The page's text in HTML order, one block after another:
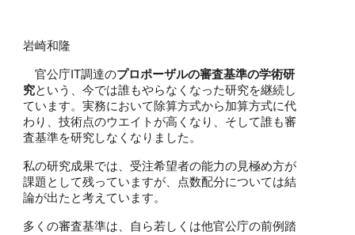
岩崎和隆
官公庁IT調達のプロポーザルの審査基準の学術研
究という、今では誰もやらなくなった研究を継続し
ています。実務において除算方式から加算方式に代
わり、技術点のウエイトが高くなり、そして誰も審
査基準を研究しなくなりました。
私の研究成果では、受注希望者の能力の見極め方が
課題として残っていますが、点数配分については結
論が出たと考えています。
多くの審査基準は、自ら若しくは他官公庁の前例踏